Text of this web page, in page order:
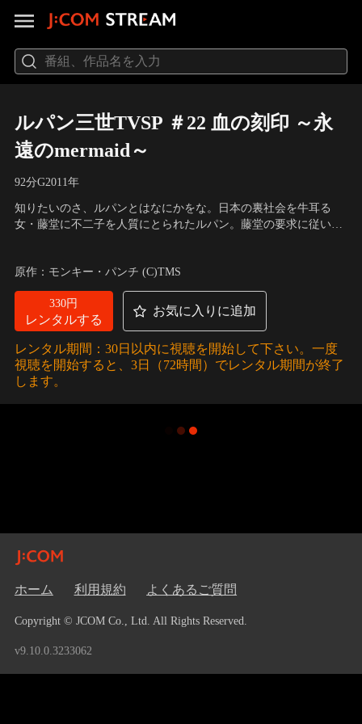
ルパン三世TVSP ＃22 血の刻印 ～永
遠のmermaid～
92分G2011年
知りたいのさ、ルパンとはなにかをな。日本の裏社会を牛耳る
女・藤堂に不二子を人質にとられたルパン。藤堂の要求に従い、
伝えられる八尾比丘尼が残した財宝--「人魚の鱗」の謎を追い始
めたルパンが出会ったのは…。
原作：モンキー・パンチ (C)TMS
330円
レンタルする
お気に入りに追加
レンタル期間：30日以内に視聴を開始して下さい。一度
視聴を開始すると、3日（72時間）でレンタル期間が終了
します。
ホーム 利用規約 よくあるご質問
Copyright © JCOM Co., Ltd. All Rights Reserved.
v9.10.0.3233062